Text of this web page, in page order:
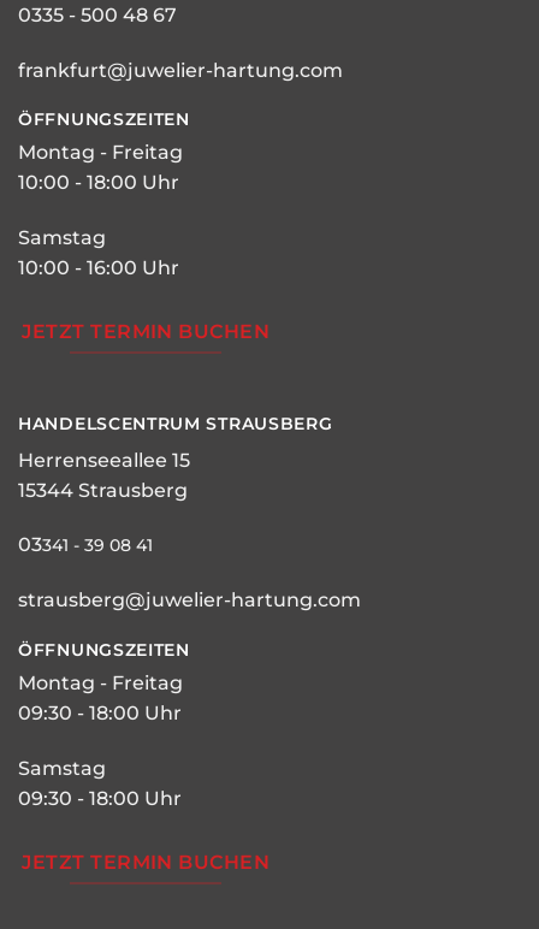
0335 - 500 48 67
frankfurt@juwelier-hartung.com
ÖFFNUNGSZEITEN
Montag - Freitag
10:00 - 18:00 Uhr
Samstag
10:00 - 16:00 Uhr
JETZT TERMIN BUCHEN
HANDELSCENTRUM STRAUSBERG
Herrenseeallee 15
15344 Strausberg
03341 - 39 08 41
strausberg@juwelier-hartung.com
ÖFFNUNGSZEITEN
Montag - Freitag
09:30 - 18:00 Uhr
Samstag
09:30 - 18:00 Uhr
JETZT TERMIN BUCHEN